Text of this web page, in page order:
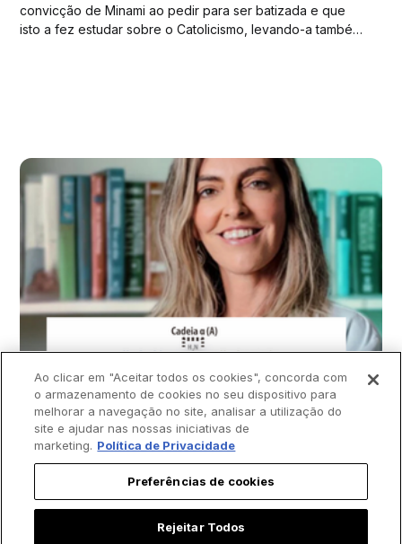
convicção de Minami ao pedir para ser batizada e que
isto a fez estudar sobre o Catolicismo, levando-a também
Ao clicar em "Aceitar todos os cookies", concorda com
o armazenamento de cookies no seu dispositivo para
melhorar a navegação no site, analisar a utilização do
site e ajudar nas nossas iniciativas de
marketing. Política de Privacidade
Preferências de cookies
Rejeitar Todos